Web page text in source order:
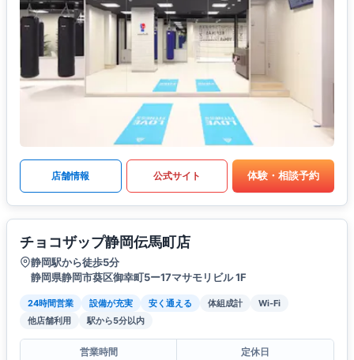
店舗情報 公式サイト 体験・相談予約
チョコザップ静岡伝馬町店
静岡駅から徒歩5分
静岡県静岡市葵区御幸町5ー17マサモリビル 1F
24時間営業 設備が充実 安く通える 体組成計
Wi-Fi
他店舗利用
駅から5分以内
営業時間
定休日